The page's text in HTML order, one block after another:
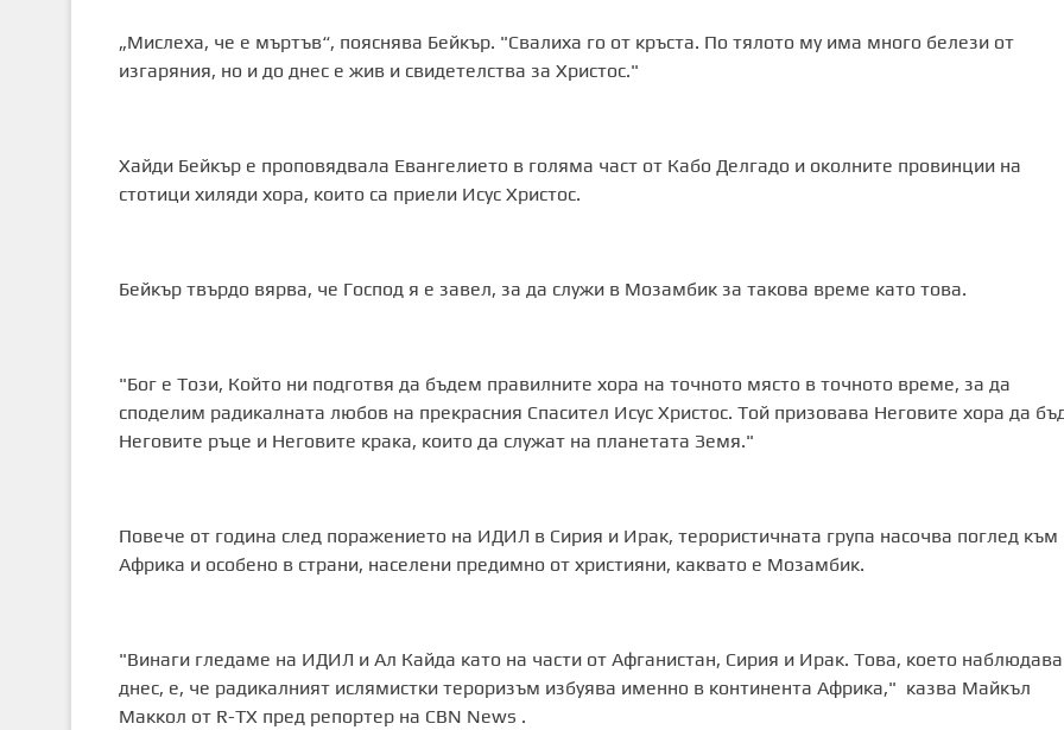
„Мислеха, че е мъртъв“, пояснява Бейкър. "Свалиха го от кръста. По тялото му има много белези от
изгаряния, но и до днес е жив и свидетелства за Христос."
Хайди Бейкър е проповядвала Евангелието в голяма част от Кабо Делгадо и околните провинции на
стотици хиляди хора, които са приели Исус Христос.
Бейкър твърдо вярва, че Господ я е завел, за да служи в Мозамбик за такова време като това.
"Бог е Този, Който ни подготвя да бъдем правилните хора на точното място в точното време, за да
споделим радикалната любов на прекрасния Спасител Исус Христос. Той призовава Неговите хора да
Неговите ръце и Неговите крака, които да служат на планетата Земя."
Повече от година след поражението на ИДИЛ в Сирия и Ирак, терористичната група насочва поглед към
Африка и особено в страни, населени предимно от християни, каквато е Мозамбик.
"Винаги гледаме на ИДИЛ и Ал Кайда като на части от Афганистан, Сирия и Ирак. Това, което
днес, е, че радикалният ислямистки тероризъм избуява именно в континента Африка," казва Майкъл
Маккол от R-TX пред репортер на CBN News .